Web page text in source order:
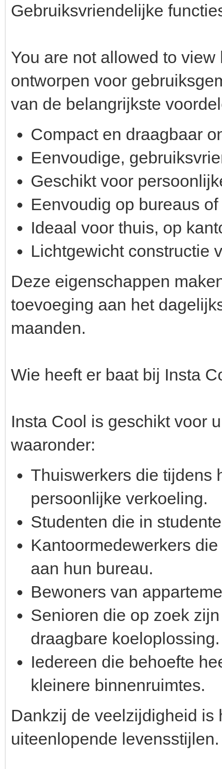
Gebruiksvriendelijke
You are not allowed to
ontworpen voor
van de belangrijkste
Compact en draagbaar
Eenvoudige,
Geschikt voor
Eenvoudig op bureaus
Ideaal voor thuis, op
Lichtgewicht constructie
Deze eigenschappen
toevoeging aan het
maanden.
Wie heeft er baat bij Insta
Insta Cool is geschikt voor
waaronder:
Thuiswerkers die tijdens
persoonlijke verkoeling.
Studenten die in
Kantoormedewerkers
aan hun bureau.
Bewoners van
Senioren die op zoek
draagbare koeloplossing.
Iedereen die behoefte
kleinere binnenruimtes.
Dankzij de veelzijdigheid is
uiteenlopende levensstijlen.